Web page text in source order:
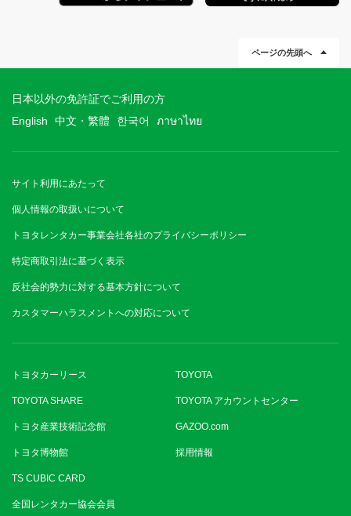
ページの先頭へ
日本以外の免許証でご利用の方
English
中文・繁體 한국어 ภาษาไทย
サイト利用にあたって
個人情報の取扱いについて
トヨタレンタカー事業会社各社のプライバシーポリシー
特定商取引法に基づく表示
反社会的勢力に対する基本方針について
カスタマーハラスメントへの対応について
トヨタカーリース TOYOTA
TOYOTA SHARE TOYOTA アカウントセンター
トヨタ産業技術記念館 GAZOO.com
トヨタ博物館 採用情報
TS CUBIC CARD
全国レンタカー協会会員